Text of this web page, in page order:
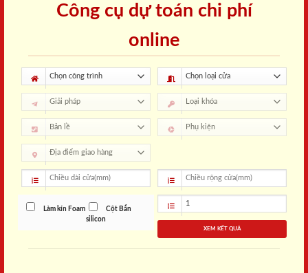
Công cụ dự toán chi phí
online
Làm kín Foam
Cột Bắn
silicon
XEM KẾT QUẢ